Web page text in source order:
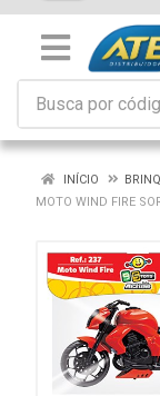
INÍCIO
MOTO WIND FIRE